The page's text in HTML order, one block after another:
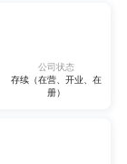
公司状态
存续（在营、开业、在
册）